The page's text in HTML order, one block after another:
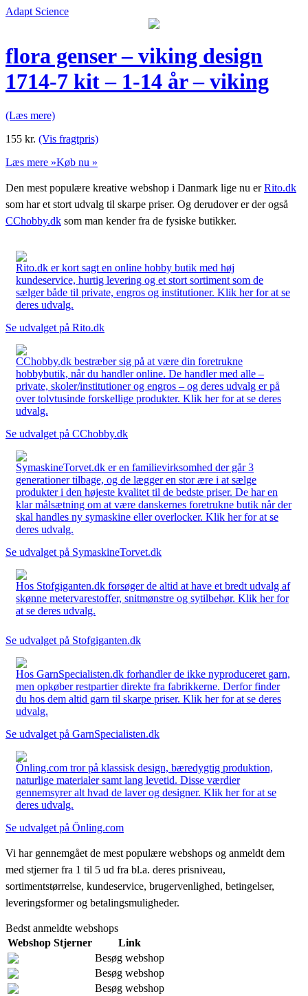
Adapt Science
flora genser – viking design
1714-7 kit – 1-14 år – viking
(Læs mere)
155 kr. (Vis fragtpris)
Læs mere »Køb nu »
Den mest populære kreative webshop i Danmark lige nu erRito.dk
som har et stort udvalg til skarpe priser. Og derudover er der også
CChobby.dk som man kender fra de fysiske butikker.
Rito.dk er kort sagt en online hobby butik med høj
kundeservice, hurtig levering og et stort sortiment som de
sælger både til private, engros og institutioner. Klik her for at se
deres udvalg.
Se udvalget på Rito.dk
CChobby.dk bestræber sig på at være din foretrukne
hobbybutik, når du handler online. De handler med alle –
private, skoler/institutioner og engros – og deres udvalg er på
over tolvtusinde forskellige produkter. Klik her for at se deres
udvalg.
Se udvalget på CChobby.dk
SymaskineTorvet.dk er en familievirksomhed der går 3
generationer tilbage, og de lægger en stor ære i at sælge
produkter i den højeste kvalitet til de bedste priser. De har en
klar målsætning om at være danskernes foretrukne butik når der
skal handles ny symaskine eller overlocker. Klik her for at se
deres udvalg.
Se udvalget på SymaskineTorvet.dk
Hos Stofgiganten.dk forsøger de altid at have et bredt udvalg af
skønne metervarestoffer, snitmønstre og sytilbehør. Klik her for
at se deres udvalg.
Se udvalget på Stofgiganten.dk
Hos GarnSpecialisten.dk forhandler de ikke nyproduceret garn,
men opkøber restpartier direkte fra fabrikkerne. Derfor finder
du hos dem altid garn til skarpe priser. Klik her for at se deres
udvalg.
Se udvalget på GarnSpecialisten.dk
Önling.com tror på klassisk design, bæredygtig produktion,
naturlige materialer samt lang levetid. Disse værdier
gennemsyrer alt hvad de laver og designer. Klik her for at se
deres udvalg.
Se udvalget på Önling.com
Vi har gennemgået de mest populære webshops og anmeldt dem
med stjerner fra 1 til 5 ud fra bl.a. deres prisniveau,
sortimentstørrelse, kundeservice, brugervenlighed, betingelser,
leveringsformer og betalingsmuligheder.
Bedst anmeldte webshops
Webshop Stjerner
Link
Besøg webshop
Besøg webshop
Besøg webshop